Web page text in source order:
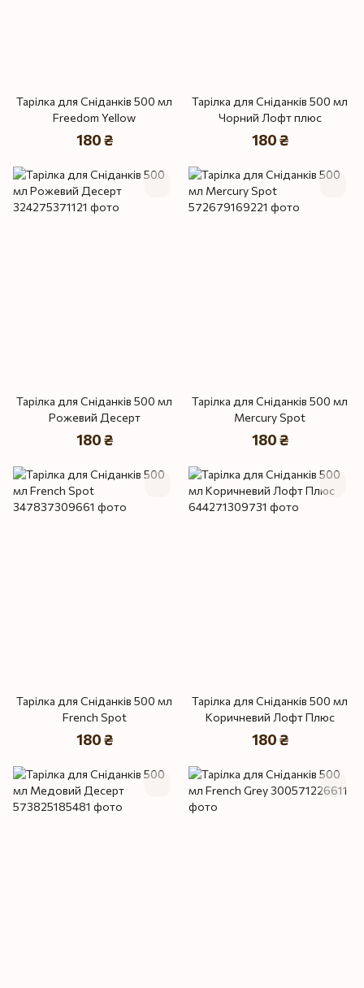
Тарілка для Сніданків 500 мл
Freedom Yellow
180 ₴
Тарілка для Сніданків 500 мл
Чорний Лофт плюс
180 ₴
Тарілка для Сніданків 500 мл
Рожевий Десерт
180 ₴
Тарілка для Сніданків 500 мл
Mercury Spot
180 ₴
Тарілка для Сніданків 500 мл
French Spot
180 ₴
Тарілка для Сніданків 500 мл
Коричневий Лофт Плюс
180 ₴